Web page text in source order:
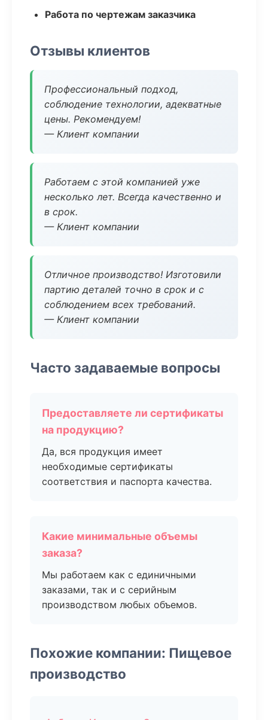
Работа по чертежам заказчика
Отзывы клиентов
Профессиональный подход,
соблюдение технологии, адекватные
цены. Рекомендуем!
— Клиент компании
Работаем с этой компанией уже
несколько лет. Всегда качественно и
в срок.
— Клиент компании
Отличное производство! Изготовили
партию деталей точно в срок и с
соблюдением всех требований.
— Клиент компании
Часто задаваемые вопросы
Предоставляете ли сертификаты
на продукцию?
Да, вся продукция имеет
необходимые сертификаты
соответствия и паспорта качества.
Какие минимальные объемы
заказа?
Мы работаем как с единичными
заказами, так и с серийным
производством любых объемов.
Похожие компании: Пищевое
производство